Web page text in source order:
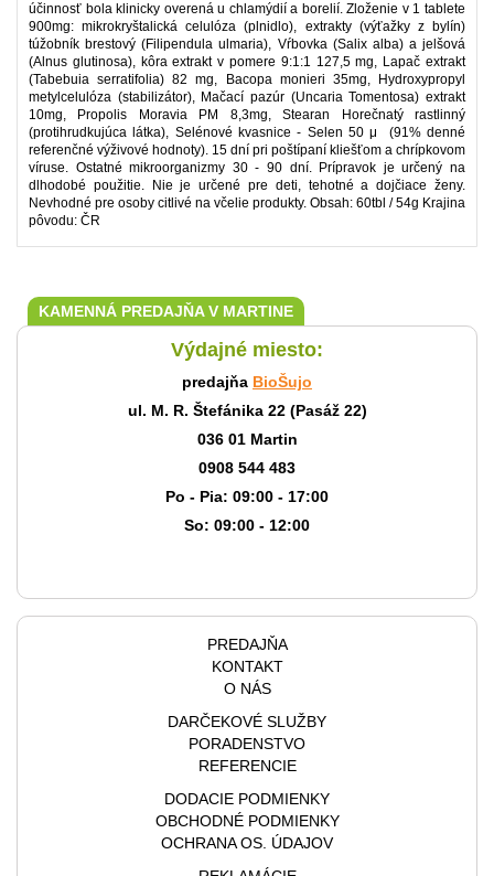
účinnosť bola klinicky overená u chlamýdií a borelií. Zloženie v 1 tablete
900mg: mikrokryštalická celulóza (plnidlo), extrakty (výťažky z bylín)
túžobník brestový (Filipendula ulmaria), Vŕbovka (Salix alba) a jelšová
(Alnus glutinosa), kôra extrakt v pomere 9:1:1 127,5 mg, Lapač extrakt
(Tabebuia serratifolia) 82 mg, Bacopa monieri 35mg, Hydroxypropyl
metylcelulóza (stabilizátor), Mačací pazúr (Uncaria Tomentosa) extrakt
10mg, Propolis Moravia PM 8,3mg, Stearan Horečnatý rastlinný
(protihrudkujúca látka), Selénové kvasnice - Selen 50 μ (91% denné
referenčné výživové hodnoty). 15 dní pri poštípaní kliešťom a chrípkovom
víruse. Ostatné mikroorganizmy 30 - 90 dní. Prípravok je určený na
dlhodobé použitie. Nie je určené pre deti, tehotné a dojčiace ženy.
Nevhodné pre osoby citlivé na včelie produkty. Obsah: 60tbl / 54g Krajina
pôvodu: ČR
KAMENNÁ PREDAJŇA V MARTINE
Výdajné miesto:
predajňa BioŠujo
ul. M. R. Štefánika 22 (Pasáž 22)
036 01 Martin
0908 544 483
Po - Pia: 09:00 - 17:00
So: 09:00 - 12:00
PREDAJŇA
KONTAKT
O NÁS
DARČEKOVÉ SLUŽBY
PORADENSTVO
REFERENCIE
DODACIE PODMIENKY
OBCHODNÉ PODMIENKY
OCHRANA OS. ÚDAJOV